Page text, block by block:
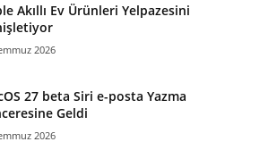
Akıllı Ev Ürünleri Yelpazesini
2026
27 beta Siri e-posta Yazma
Geldi
2026